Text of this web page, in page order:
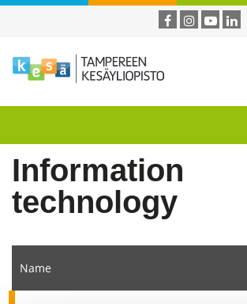
Information
technology
Name